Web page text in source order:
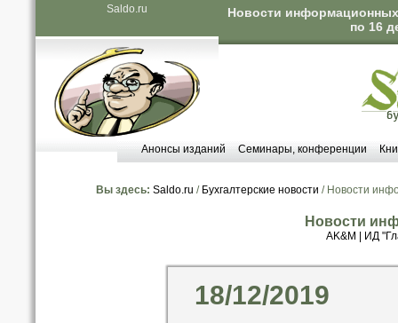
Saldo.ru
Новости
по 16
Анонсы изданий Семинары, конференции
Вы здесь: Saldo.ru / Бухгалтерские новости / Новости
Новости
AK&M ИД
18/12/2019